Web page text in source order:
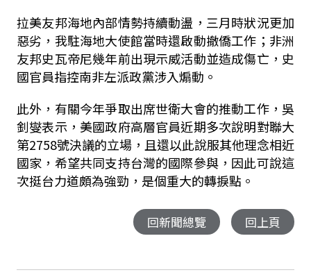
拉美友邦海地內部情勢持續動盪，三月時狀況更加
惡劣，我駐海地大使館當時還啟動撤僑工作；非洲
友邦史瓦帝尼幾年前出現示威活動並造成傷亡，史
國官員指控南非左派政黨涉入煽動。
此外，有關今年爭取出席世衛大會的推動工作，吳
釗燮表示，美國政府高層官員近期多次說明對聯大
第2758號決議的立場，且還以此說服其他理念相近
國家，希望共同支持台灣的國際參與，因此可說這
次挺台力道頗為強勁，是個重大的轉捩點。
回新聞總覽 回上頁